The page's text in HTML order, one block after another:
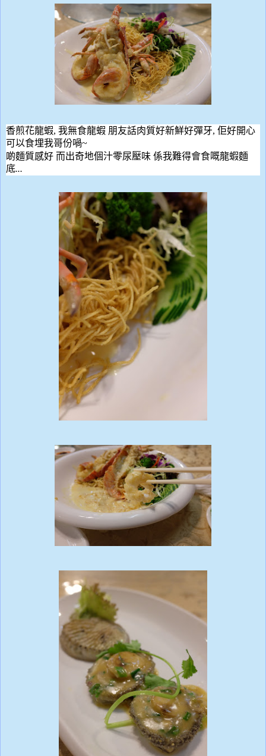
香煎花龍蝦, 我無食龍蝦 朋友話肉質好新鮮好彈牙, 佢好開心
可以食埋我哥份喎~
啲麵質感好 而出奇地個汁零尿壓味 係我難得會食嘅龍蝦麵
底…